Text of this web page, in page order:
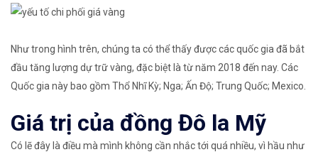
Như trong hình trên, chúng ta có thể thấy được các quốc gia đã bắt
đầu tăng lượng dự trữ vàng, đặc biệt là từ năm 2018 đến nay. Các
Quốc gia này bao gồm Thổ Nhĩ Kỳ; Nga; Ấn Độ; Trung Quốc; Mexico.
Giá trị của đồng Đô la Mỹ
Có lẽ đây là điều mà mình không cần nhắc tới quá nhiều, vì hầu như